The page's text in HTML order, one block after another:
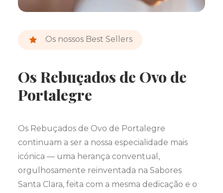
Os nossos Best Sellers
Os Rebuçados de Ovo de
Portalegre
Os Rebuçados de Ovo de Portalegre
continuam a ser a nossa especialidade mais
icónica — uma herança conventual,
orgulhosamente reinventada na Sabores
Santa Clara, feita com a mesma dedicação e o